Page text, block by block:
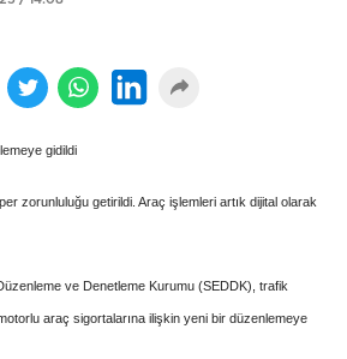
gidildi
zorunluluğu getirildi. Araç işlemleri artık dijital olarak
ve Denetleme Kurumu (SEDDK), trafik
araç sigortalarına ilişkin yeni bir düzenlemeye